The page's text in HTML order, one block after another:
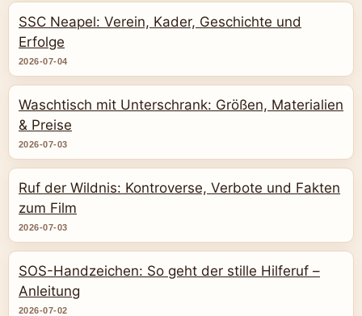
SSC Neapel: Verein, Kader, Geschichte und
Erfolge
2026-07-04
Waschtisch mit Unterschrank: Größen, Materialien
& Preise
2026-07-03
Ruf der Wildnis: Kontroverse, Verbote und Fakten
zum Film
2026-07-03
SOS-Handzeichen: So geht der stille Hilferuf –
Anleitung
2026-07-02